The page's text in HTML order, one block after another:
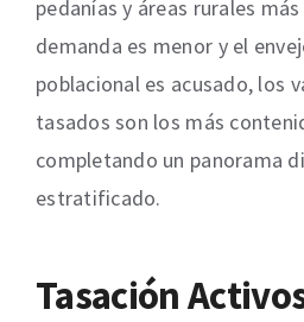
pedanías y áreas rurales
demanda es menor y el
poblacional es acusado, los
tasados son los más
completando un panorama
estratificado.
Tasación